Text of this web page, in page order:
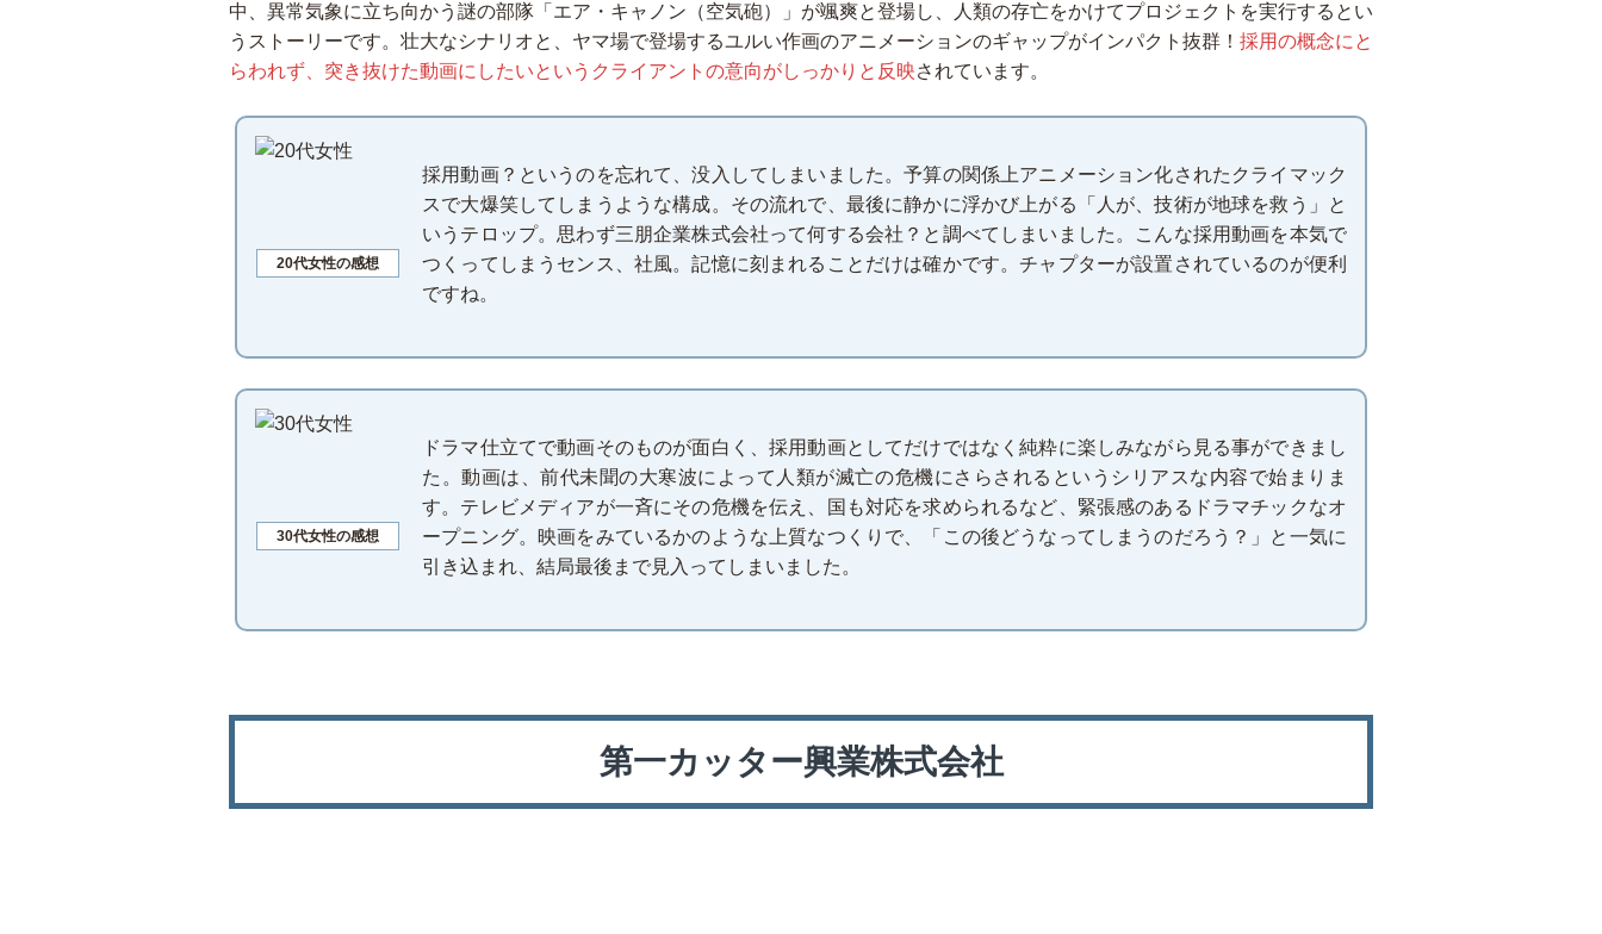
中、異常気象に立ち向かう謎の部隊「エア・キャノン（空気砲）」が颯爽と登場し、人類の存亡をかけてプロジェクトを実行するとい
うストーリーです。壮大なシナリオと、ヤマ場で登場するユルい作画のアニメーションのギャップがインパクト抜群！ 採用の概念にと
らわれず、突き抜けた動画にしたいというクライアントの意向がしっかりと反映されています。
20代女性の感想
採用動画？というのを忘れて、没入してしまいました。予算の関係上アニメーション化されたクライマック
スで大爆笑してしまうような構成。その流れで、最後に静かに浮かび上がる「人が、技術が地球を救う」と
いうテロップ。思わず三朋企業株式会社って何する会社？と調べてしまいました。こんな採用動画を本気で
つくってしまうセンス、社風。記憶に刻まれることだけは確かです。チャプターが設置されているのが便利
ですね。
30代女性の感想
ドラマ仕立てで動画そのものが面白く、採用動画としてだけではなく純粋に楽しみながら見る事ができまし
た。動画は、前代未聞の大寒波によって人類が滅亡の危機にさらされるというシリアスな内容で始まりま
す。テレビメディアが一斉にその危機を伝え、国も対応を求められるなど、緊張感のあるドラマチックなオ
ープニング。映画をみているかのような上質なつくりで、「この後どうなってしまうのだろう？」と一気に
引き込まれ、結局最後まで見入ってしまいました。
第一カッター興業株式会社